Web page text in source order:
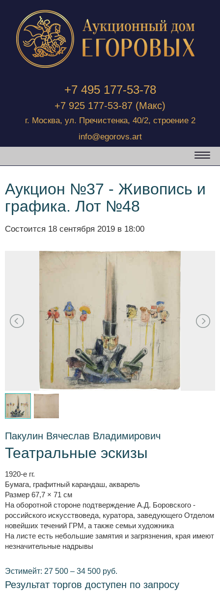
+7 495 177-53-78
+7 925 177-53-87 (Макс)
г. Москва, ул. Пречистенка, 40/2, строение 2
info@egorovs.art
Аукцион №37 - Живопись и
графика. Лот №48
Состоится 18 сентября 2019 в 18:00
Пакулин Вячеслав Владимирович
Театральные эскизы
1920-е гг.
Бумага, графитный карандаш, акварель
Размер 67,7 × 71 см
На оборотной стороне подтверждение А.Д. Боровского -
российского искусствоведа, куратора, заведующего Отделом
новейших течений ГРМ, а также семьи художника
На листе есть небольшие замятия и загрязнения, края имеют
незначительные надрывы
Эстимейт: 27 500 – 34 500 руб.
Результат торгов доступен по запросу